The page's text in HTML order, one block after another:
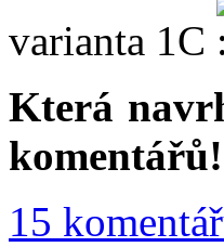
varianta 1C
Která
komentářů!
15